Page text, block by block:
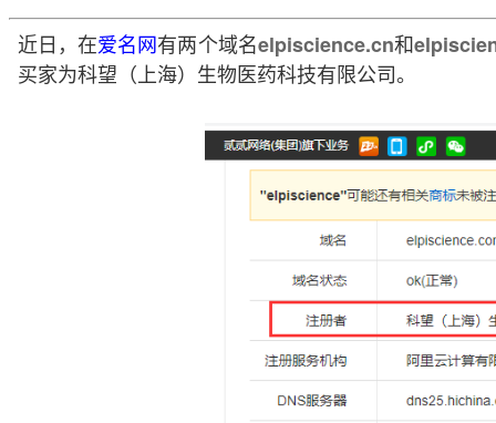
近日，在爱名网有两个域名elpiscience.cn和
买家为科望（上海）生物医药科技有限公司。